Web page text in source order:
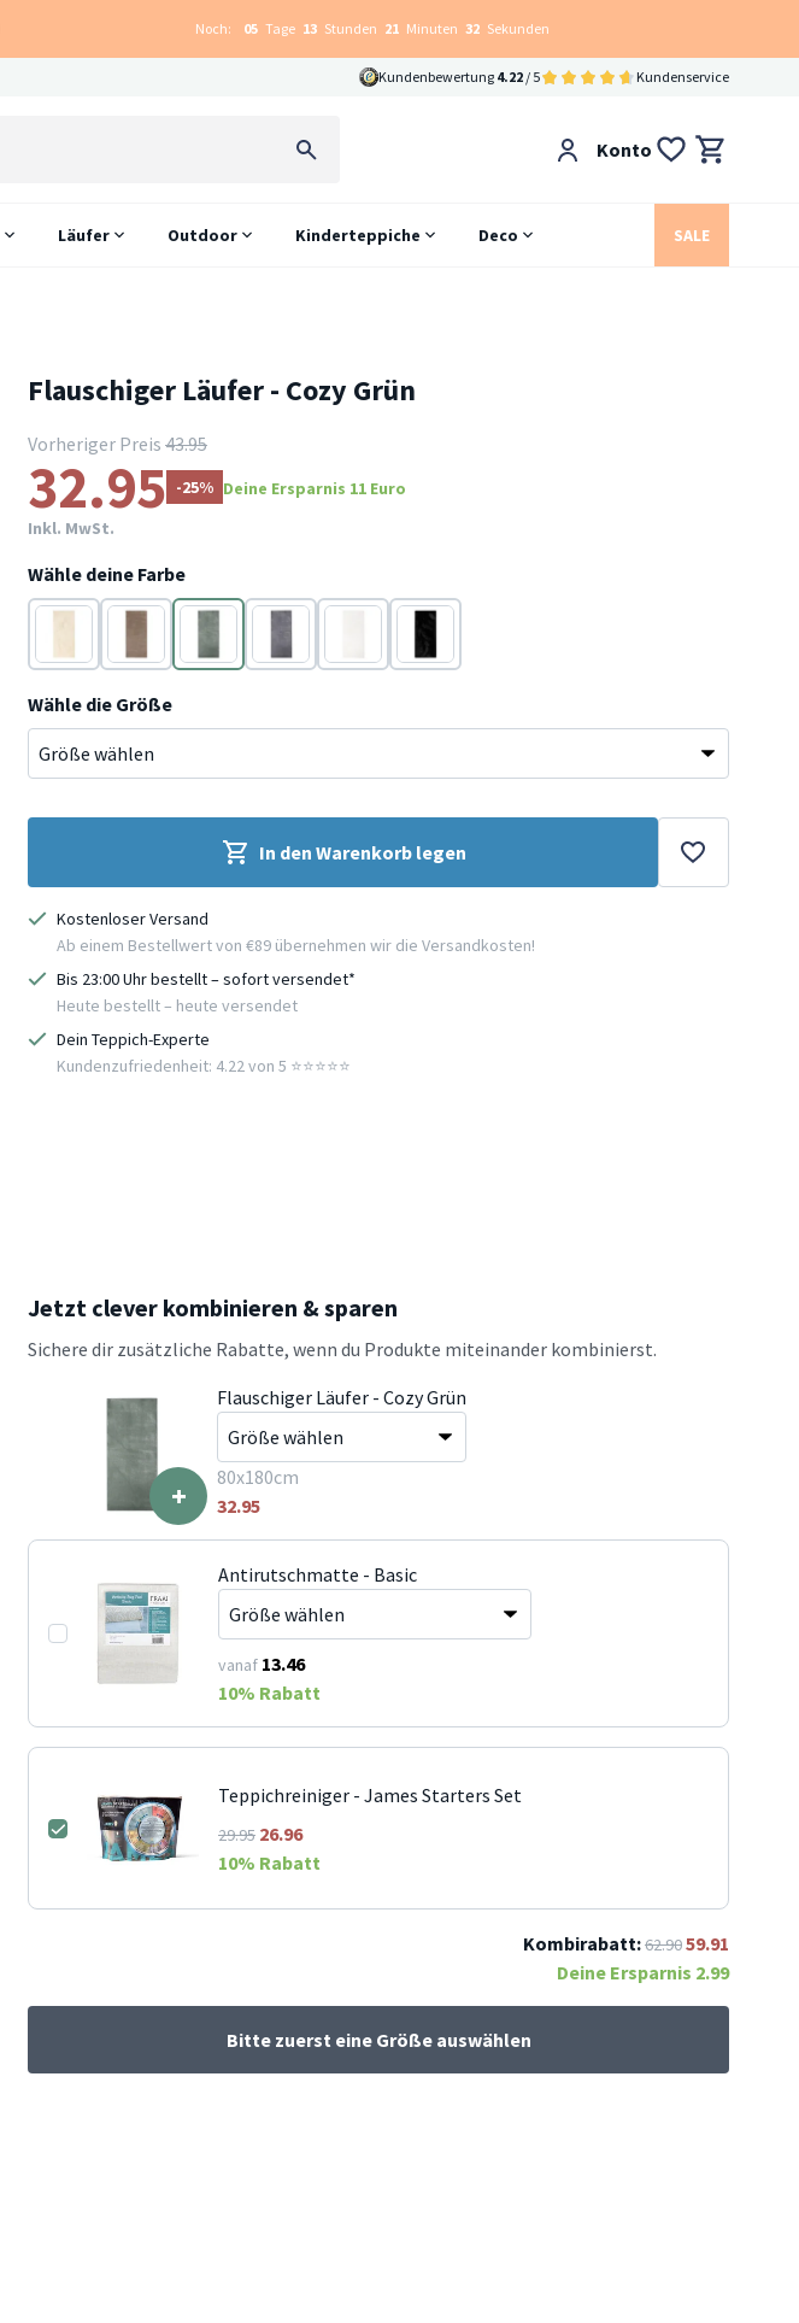
Noch: 05 Tage 13 Stunden 21 Minuten 31 Sekunden
Kundenbewertung 4.22 / 5 Kundenservice
Konto
Läufer Outdoor Kinderteppiche Deco SALE
Flauschiger Läufer - Cozy Grün
Vorheriger Preis 43.95
32.95 -25% Deine Ersparnis 11 Euro
Inkl. MwSt.
Wähle deine Farbe
Creme Taupe Grün AnthrazitWeiß
Schwarz
Wähle die Größe
In den Warenkorb legen
Kostenloser Versand
Ab einem Bestellwert von €89 übernehmen wir die Versandkosten!
Bis 23:00 Uhr bestellt – sofort versendet*
Heute bestellt – heute versendet
Dein Teppich-Experte
Kundenzufriedenheit: 4.22 von 5 ⭐️⭐️⭐️⭐️⭐️
Jetzt clever kombinieren & sparen
Sichere dir zusätzliche Rabatte, wenn du Produkte miteinander kombinierst.
+
Flauschiger Läufer - Cozy Grün
80x180cm
32.95
Antirutschmatte - Basic
vanaf 13.46
10% Rabatt
Teppichreiniger - James Starters Set
29.95 26.96
10% Rabatt
Kombirabatt:62.9059.91
Deine Ersparnis 2.99
Bitte zuerst eine Größe auswählen